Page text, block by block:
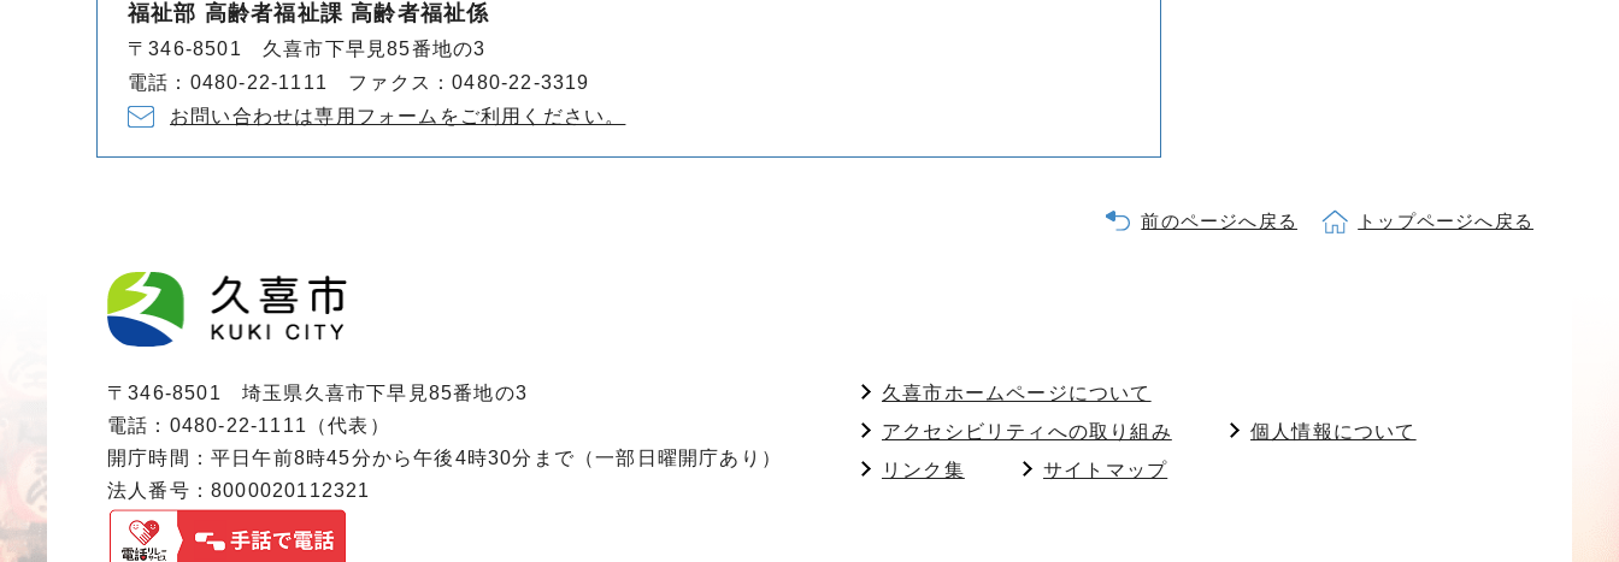
福祉部 高齢者福祉課 高齢者福祉係
〒346-8501 久喜市下早見85番地の3
電話：0480-22-1111 ファクス：0480-22-3319
お問い合わせは専用フォームをご利用ください。
前のページへ戻る トップページへ戻る
〒346-8501 埼玉県久喜市下早見85番地の3
電話：0480-22-1111（代表）
開庁時間：平日午前8時45分から午後4時30分まで（一部日曜開庁あり）
法人番号：8000020112321
久喜市ホームページについて
アクセシビリティへの取り組み
個人情報について
リンク集
サイトマップ